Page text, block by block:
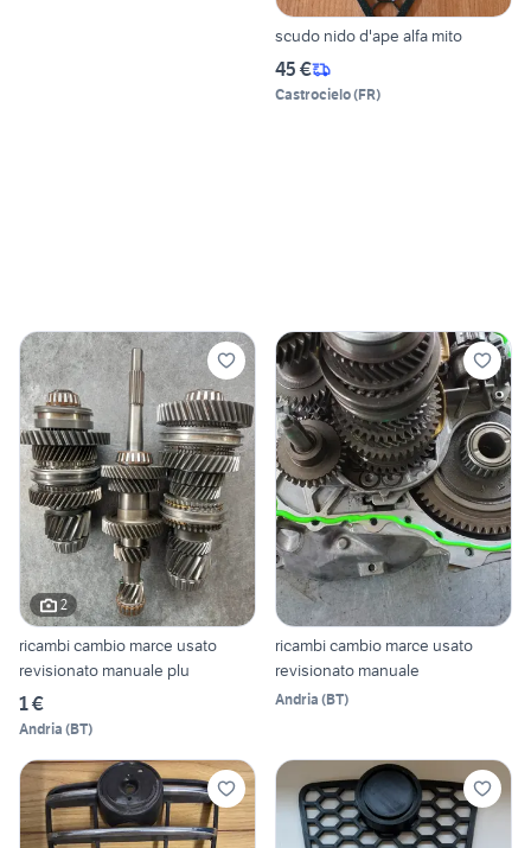
scudo nido d'ape alfa mito
45 €
Castrocielo(FR)
2
ricambi cambio marce usato
revisionato manuale plu
1 €
Andria (BT)
ricambi cambio marce usato
revisionato manuale
Andria (BT)